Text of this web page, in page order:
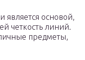
является основой,
четкость линий.
предметы,